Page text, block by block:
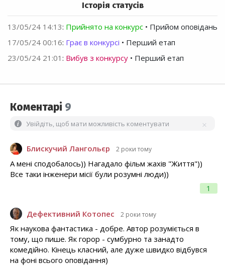
Історія статусів
13/05/24 14:13: Прийнято на конкурс • Прийом оповідань
17/05/24 00:16: Грає в конкурсі • Перший етап
23/05/24 21:01 : Вибув з конкурсу • Перший етап
Коментарі 9
Увійдіть, щоб мати можливість коментувати
Блискучий Лангольєр 2 роки тому
1
А мені сподобалось)) Нагадало фільм жахів "Життя"))
Все таки інженери місії були розумні люди))
Дефективний Котопес 2 роки тому
Як наукова фантастика - добре. Автор розуміється в
тому, що пише. Як горор - сумбурно та занадто
комедійно. Кінець класний, але дуже швидко відбувся
на фоні всього оповідання)